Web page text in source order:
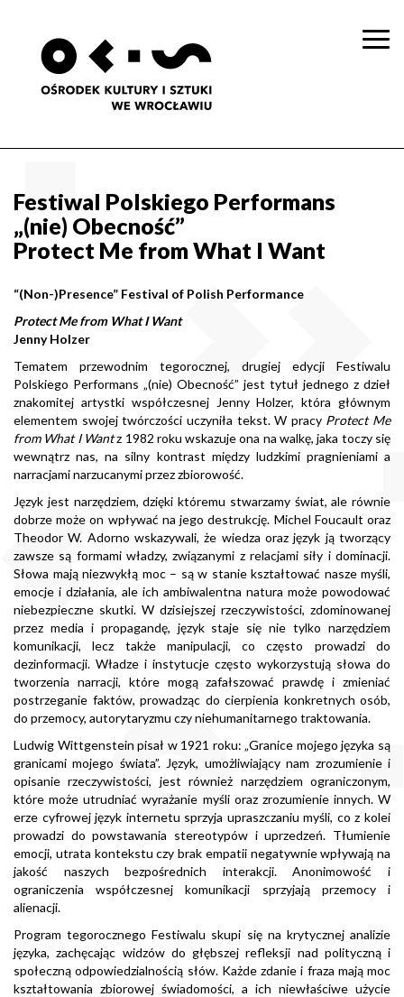
Festiwal Polskiego Performans
„(nie) Obecność”
Protect Me from What I Want
“(Non-)Presence” Festival of Polish Performance
Protect Me from What I Want
Jenny Holzer
Tematem przewodnim tegorocznej, drugiej edycji Festiwalu
Polskiego Performans „(nie) Obecność” jest tytuł jednego z dzieł
znakomitej artystki współczesnej Jenny Holzer, która głównym
elementem swojej twórczości uczyniła tekst. W pracy Protect Me
from What I Wantz 1982 roku wskazuje ona na walkę, jaka toczy się
wewnątrz nas, na silny kontrast między ludzkimi pragnieniami a
narracjami narzucanymi przez zbiorowość.
Język jest narzędziem, dzięki któremu stwarzamy świat, ale równie
dobrze może on wpływać na jego destrukcję. Michel Foucault oraz
Theodor W. Adorno wskazywali, że wiedza oraz język ją tworzący
zawsze są formami władzy, związanymi z relacjami siły i dominacji.
Słowa mają niezwykłą moc – są w stanie kształtować nasze myśli,
emocje i działania, ale ich ambiwalentna natura może powodować
niebezpieczne skutki. W dzisiejszej rzeczywistości, zdominowanej
przez media i propagandę, język staje się nie tylko narzędziem
komunikacji, lecz także manipulacji, co często prowadzi do
dezinformacji. Władze i instytucje często wykorzystują słowa do
tworzenia narracji, które mogą zafałszować prawdę i zmieniać
postrzeganie faktów, prowadząc do cierpienia konkretnych osób,
do przemocy, autorytaryzmu czy niehumanitarnego traktowania.
Ludwig Wittgenstein pisał w 1921 roku: „Granice mojego języka są
granicami mojego świata”. Język, umożliwiający nam zrozumienie i
opisanie rzeczywistości, jest również narzędziem ograniczonym,
które może utrudniać wyrażanie myśli oraz zrozumienie innych. W
erze cyfrowej język internetu sprzyja upraszczaniu myśli, co z kolei
prowadzi do powstawania stereotypów i uprzedzeń. Tłumienie
emocji, utrata kontekstu czy brak empatii negatywnie wpływają na
jakość naszych bezpośrednich interakcji. Anonimowość i
ograniczenia współczesnej komunikacji sprzyjają przemocy i
alienacji.
Program tegorocznego Festiwalu skupi się na krytycznej analizie
języka, zachęcając widzów do głębszej refleksji nad polityczną i
społeczną odpowiedzialnością słów. Każde zdanie i fraza mają moc
kształtowania zbiorowej świadomości, a ich niewłaściwe użycie